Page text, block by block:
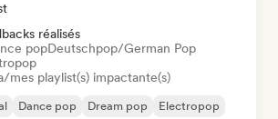
réalisés
popDeutschpop/German Pop
mes playlist(s) impactante(s)
Dance pop Dream pop
Electropop